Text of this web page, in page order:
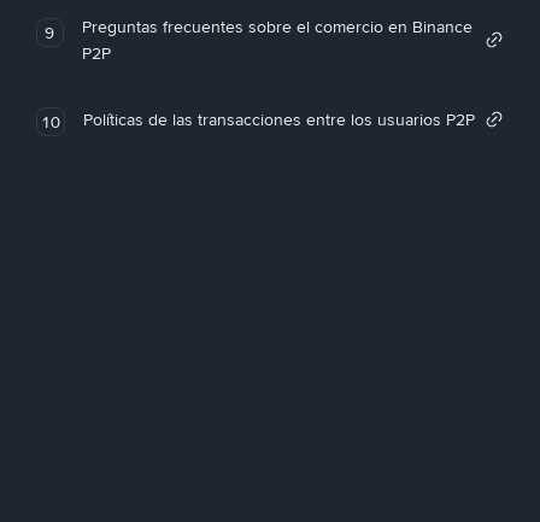
9
Preguntas frecuentes sobre el comercio en Binance
P2P
10 Políticas de las transacciones entre los usuarios P2P